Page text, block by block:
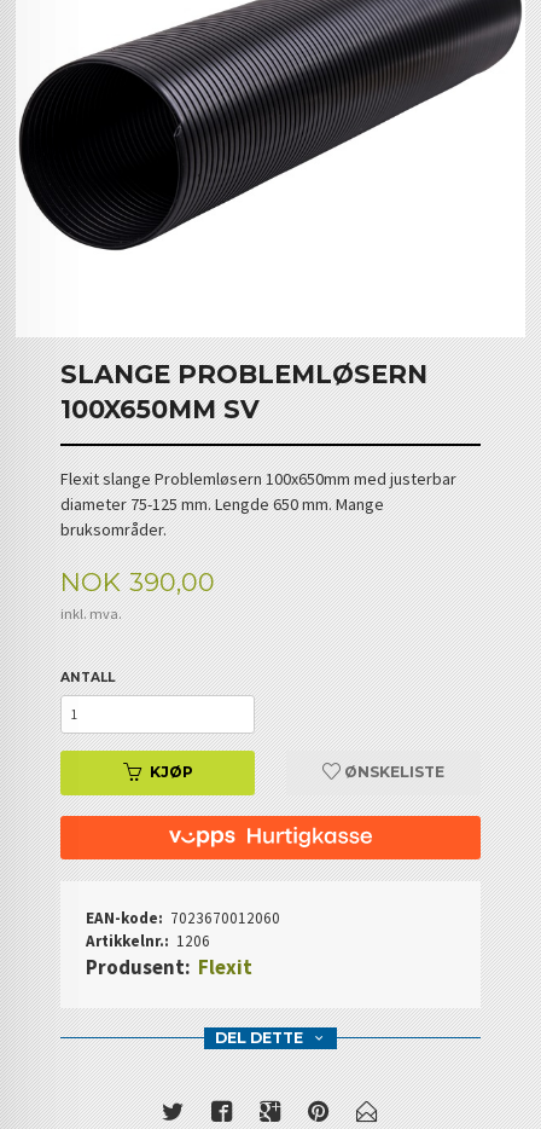
SLANGE PROBLEMLØSERN
100X650MM SV
Flexit slange Problemløsern 100x650mm med justerbar
diameter 75-125 mm. Lengde 650 mm. Mange
bruksområder.
Pris
NOK 390,00
inkl. mva.
ANTALL
KJØP ØNSKELISTE
EAN-kode: 7023670012060
Artikkelnr.: 1206
Produsent: Flexit
DEL DETTE